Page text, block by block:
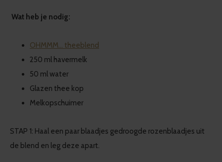
Wat heb je nodig:
OHMMM… theeblend
250 ml havermelk
50 ml water
Glazen thee kop
Melkopschuimer
STAP 1: Haal een paar blaadjes gedroogde rozenblaadjes uit
de blend en leg deze apart.